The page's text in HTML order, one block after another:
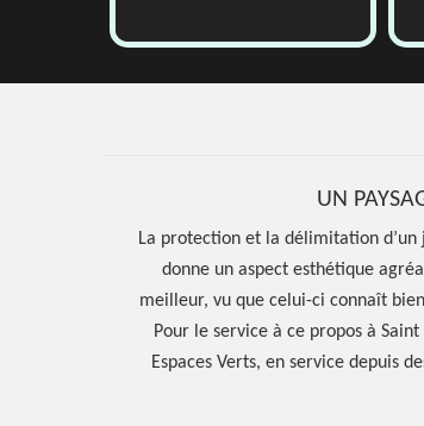
UN
La protection et la délimitation
donne un aspect esthétique
meilleur, vu que celui-ci connaît
Pour le service à ce propos à
Espaces Verts, en service depuis